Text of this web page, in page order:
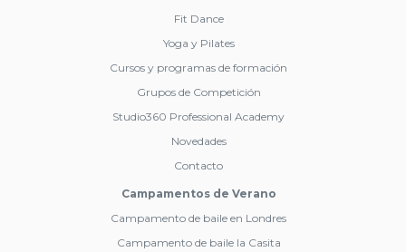
descuenta de tu primera mensualidad si decides
política de cancelación
He leído y acepto la política de privacidad
Fit Dance
Yoga y Pilates
Cursos y programas de formación
Grupos de Competición
Studio360 Professional Academy
Novedades
Contacto
Campamentos de Verano
Campamento de baile en Londres
Campamento de baile la Casita